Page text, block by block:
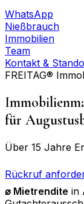
WhatsApp
Nießbrauch
Immobilien
Team
Kontakt &
FREITAG®
für
Über 15 Jahre
Rückruf
⌀ Mietrendite in